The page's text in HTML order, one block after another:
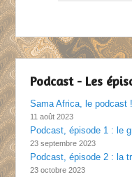
Podcast - Les
Sama Africa, le podcast
11 août 2023
Podcast, épisode 1 : le
23 septembre 2023
Podcast, épisode 2 : la
23 octobre 2023